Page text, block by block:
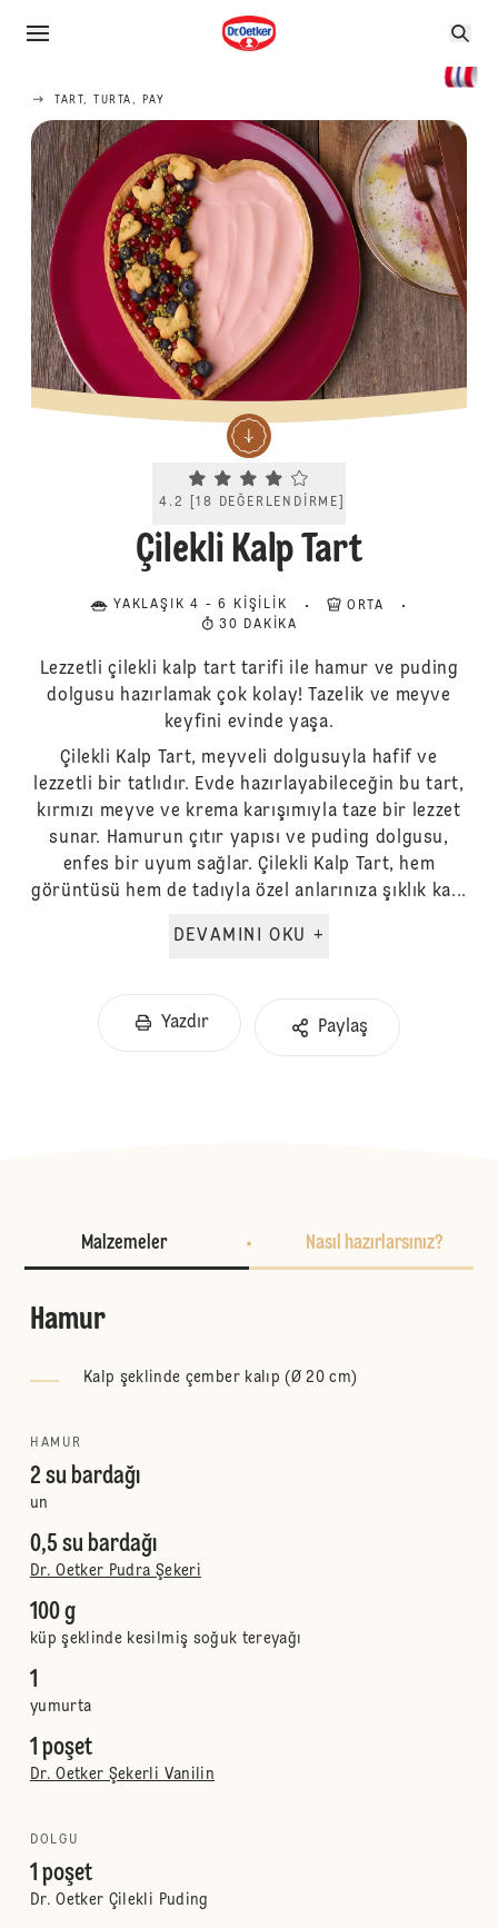
TART, TURTA, PAY
Current rating 4.2. Click to rate.
4.2 [18 DEĞERLENDIRME
Çilekli Kalp Tart
YAKLAŞIK 4 - 6 KIŞILIK
ORTA
30 DAKIKA
Lezzetli çilekli kalp tart tarifi ile hamur ve puding
dolgusu hazırlamak çok kolay! Tazelik ve meyve
keyfini evinde yaşa.
Çilekli Kalp Tart, meyveli dolgusuyla hafif ve
lezzetli bir tatlıdır. Evde hazırlayabileceğin bu tart,
kırmızı meyve ve krema karışımıyla taze bir lezzet
sunar. Hamurun çıtır yapısı ve puding dolgusu,
enfes bir uyum sağlar. Çilekli Kalp Tart, hem
görüntüsü hem de tadıyla özel anlarınıza şıklık ka...
DEVAMINI OKU +
Yazdır Paylaş
Malzemeler Nasıl hazırlarsınız?
Hamur
Kalp şeklinde çember kalıp (Ø 20 cm)
HAMUR
2 su bardağı
un
0,5 su bardağı
Dr. Oetker Pudra Şekeri
100 g
küp şeklinde kesilmiş soğuk tereyağı
1
yumurta
1 poşet
Dr. Oetker Şekerli Vanilin
DOLGU
1 poşet
Dr. Oetker Çilekli Puding